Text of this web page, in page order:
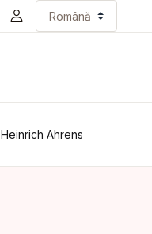
Heinrich Ahrens